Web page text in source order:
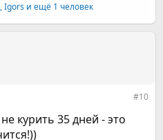
,Igors и ещё 1 человек
#10
курить 35 дней - это